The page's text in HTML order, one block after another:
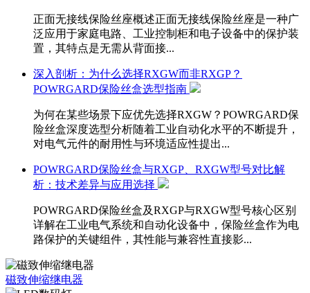
正面无接线保险丝座概述正面无接线保险丝座是一种广
泛应用于家庭电路、工业控制柜和电子设备中的保护装
置，其特点是无需从背面接...
深入剖析：为什么选择RXGW而非RXGP？
POWRGARD保险丝盒选型指南
为何在某些场景下应优先选择RXGW？POWRGARD保
险丝盒深度选型分析随着工业自动化水平的不断提升，
对电气元件的耐用性与环境适应性提出...
POWRGARD保险丝盒与RXGP、RXGW型号对比解
析：技术差异与应用选择
POWRGARD保险丝盒及RXGP与RXGW型号核心区别
详解在工业电气系统和自动化设备中，保险丝盒作为电
路保护的关键组件，其性能与兼容性直接影...
磁致伸缩继电器